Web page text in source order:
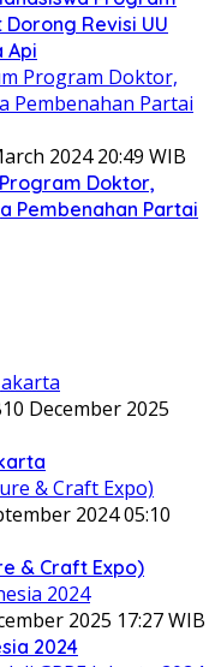
Revisi UU
Api
2024 20:49 WIB
Doktor,
Pembenahan Partai
10 December 2025
2024 05:10
& Craft Expo)
2025 17:27 WIB
2024